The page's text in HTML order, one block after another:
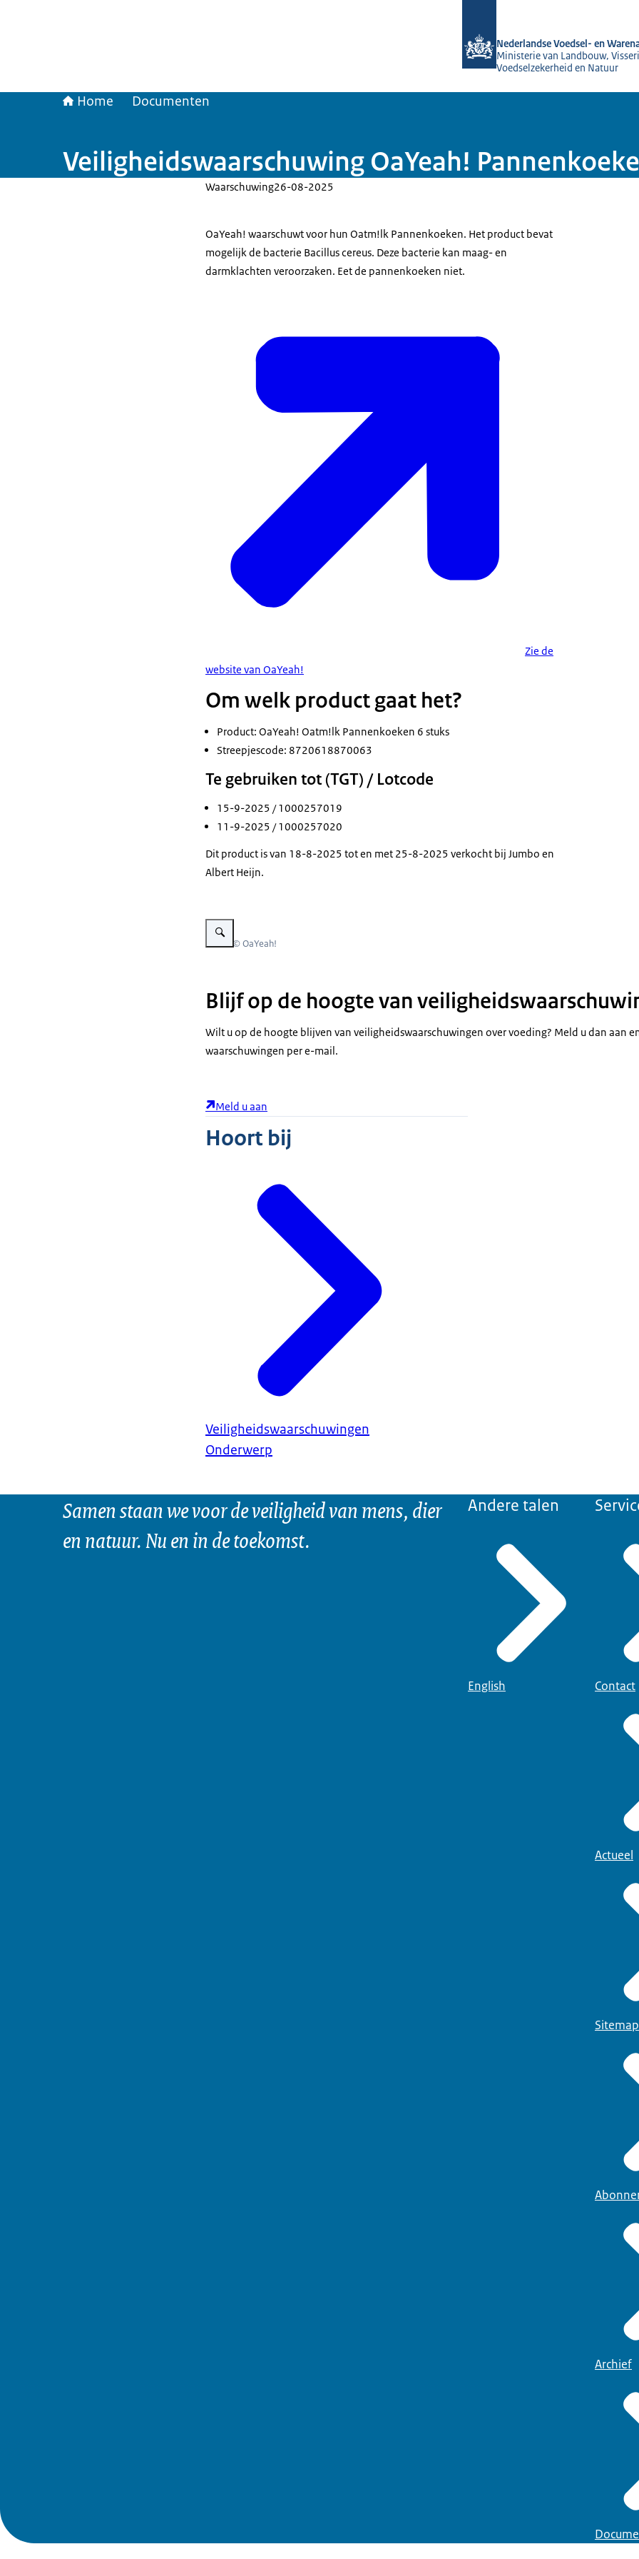
Nederlandse Voedsel- en
Ministerie van Landbouw,
Voedselzekerheid en Natuur
Home Documenten
Veiligheidswaarschuwing OaYeah!
Waarschuwing26-08-2025
OaYeah! waarschuwt voor hun Oatm!lk Pannenkoeken. Het product bevat
mogelijk de bacterie Bacillus cereus. Deze bacterie kan maag- en
darmklachten veroorzaken. Eet de pannenkoeken niet.
Zie de
website van OaYeah!
Om welk product gaat het?
Product: OaYeah! Oatm!lk Pannenkoeken 6 stuks
Streepjescode: 8720618870063
Te gebruiken tot (TGT) / Lotcode
15-9-2025 / 1000257019
11-9-2025 / 1000257020
Dit product is van 18-8-2025 tot en met 25-8-2025 verkocht bij Jumbo en
Albert Heijn.
Vergroot afbeelding OaYeah! Oatm!lk Pannenkoeken
Beeld: © OaYeah!
Blijf op de hoogte van
Wilt u op de hoogte blijven van veiligheidswaarschuwingen over voeding? Meld u dan aan
waarschuwingen per e-mail.
Meld u aan
Hoort bij
Veiligheidswaarschuwingen
Onderwerp
Samen staan we voor de veiligheid van mens, dier
en natuur. Nu en in de toekomst.
Andere talen
English Contact
Actueel
Sitemap
Archief